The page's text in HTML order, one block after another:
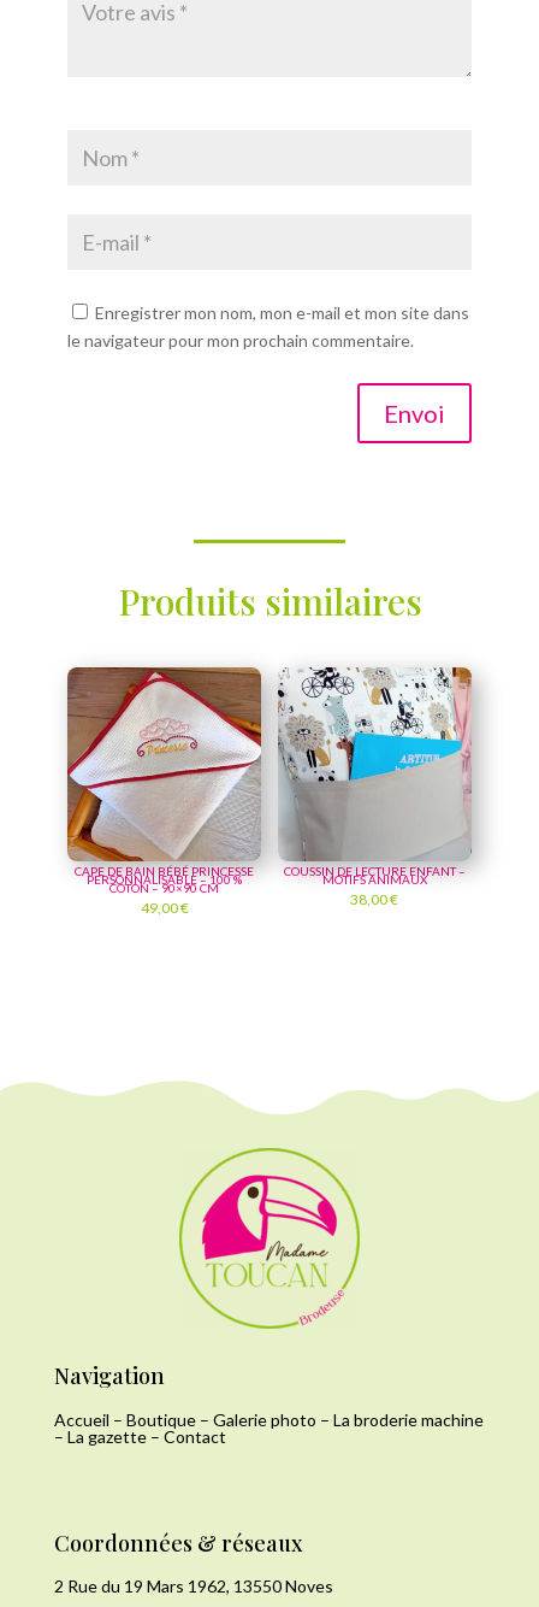
Enregistrer mon nom, mon e-mail et mon site dans
le navigateur pour mon prochain commentaire.
Envoi
Produits similaires
CAPE DE BAIN BÉBÉ PRINCESSE
PERSONNALISABLE – 100 %
COTON – 90×90 CM
49,00€
COUSSIN DE LECTURE ENFANT –
MOTIFS ANIMAUX
38,00€
Navigation
Accueil – Boutique– Galerie photo – La broderie machine
– La gazette– Contact
Coordonnées & réseaux
2 Rue du 19 Mars 1962, 13550 Noves